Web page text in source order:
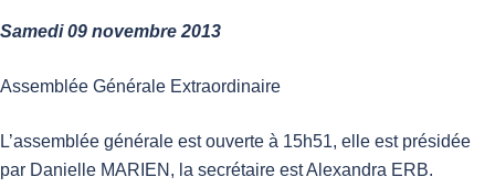
Samedi 09 novembre 2013
Assemblée Générale Extraordinaire
L’assemblée générale est ouverte à 15h51, elle est présidée
par Danielle MARIEN, la secrétaire est Alexandra ERB.